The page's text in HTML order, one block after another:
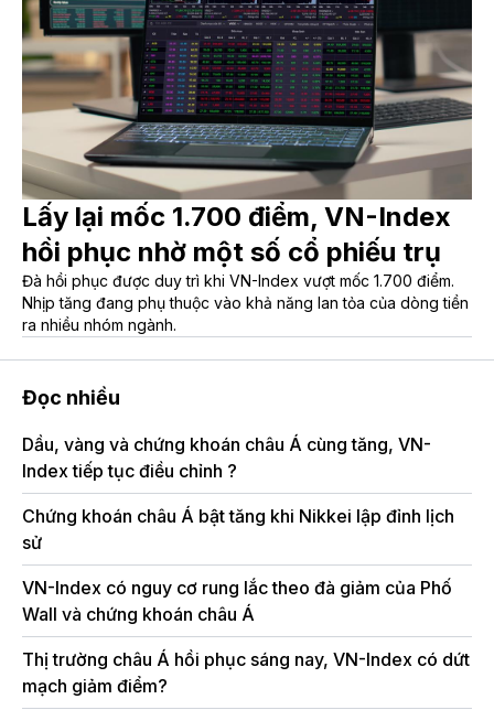
Lấy lại mốc 1.700 điểm, VN-Index
hồi phục nhờ một số cổ phiếu trụ
Đà hồi phục được duy trì khi VN-Index vượt mốc 1.700 điểm.
Nhịp tăng đang phụ thuộc vào khả năng lan tỏa của dòng tiền
ra nhiều nhóm ngành.
Đọc nhiều
Dầu, vàng và chứng khoán châu Á cùng tăng, VN-
Index tiếp tục điều chỉnh ?
Chứng khoán châu Á bật tăng khi Nikkei lập đỉnh lịch
sử
VN-Index có nguy cơ rung lắc theo đà giảm của Phố
Wall và chứng khoán châu Á
Thị trường châu Á hồi phục sáng nay, VN-Index có dứt
mạch giảm điểm?